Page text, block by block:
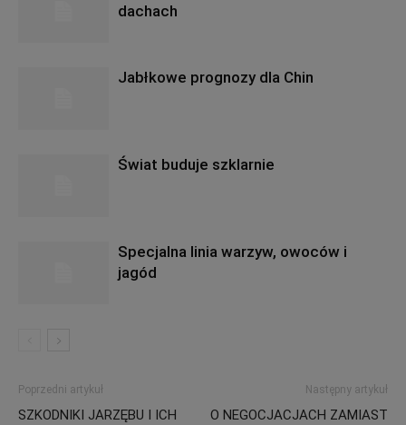
dachach
Jabłkowe prognozy dla Chin
Świat buduje szklarnie
Specjalna linia warzyw, owoców i
jagód
Poprzedni artykuł
SZKODNIKI JARZĘBU I ICH
Następny artykuł
O NEGOCJACJACH ZAMIAST